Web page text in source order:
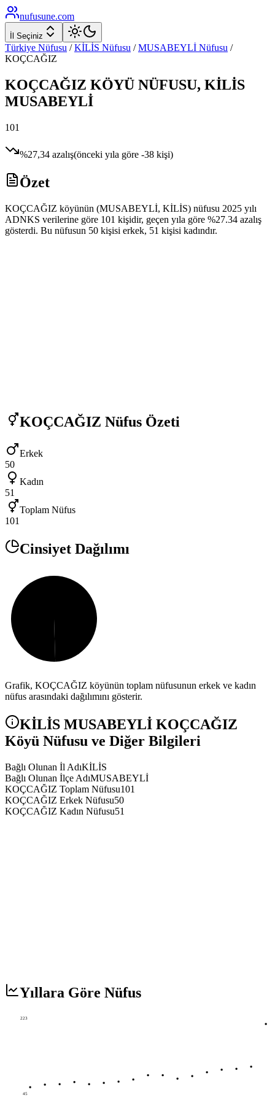
nufusune.com
İl Seçiniz
Türkiye Nüfusu / KİLİS Nüfusu / MUSABEYLİ Nüfusu /
KOÇCAĞIZ
KOÇCAĞIZ KÖYÜ NÜFUSU, KİLİS
MUSABEYLİ
101
%27,34 azalış(önceki yıla göre -38 kişi)
Özet
KOÇCAĞIZ köyünün (MUSABEYLİ, KİLİS) nüfusu 2025 yılı
ADNKS verilerine göre 101 kişidir, geçen yıla göre %27.34 azalış
gösterdi. Bu nüfusun 50 kişisi erkek, 51 kişisi kadındır.
KOÇCAĞIZ Nüfus Özeti
Erkek
50
Kadın
51
Toplam Nüfus
101
Cinsiyet Dağılımı
Grafik, KOÇCAĞIZ köyünün toplam nüfusunun erkek ve kadın
nüfus arasındaki dağılımını gösterir.
KİLİS MUSABEYLİ KOÇCAĞIZ
Köyü Nüfusu ve Diğer Bilgileri
Bağlı Olunan İl AdıKİLİS
Bağlı Olunan İlçe AdıMUSABEYLİ
KOÇCAĞIZ Toplam Nüfusu101
KOÇCAĞIZ Erkek Nüfusu50
KOÇCAĞIZ Kadın Nüfusu51
Yıllara Göre Nüfus
223
45